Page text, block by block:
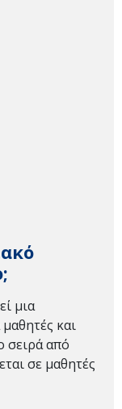
μια
και
σειρά από
σε μαθητές